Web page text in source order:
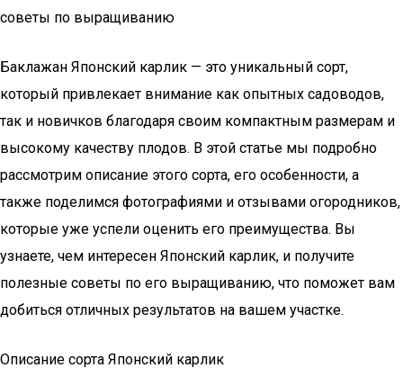
советы по выращиванию
Баклажан Японский карлик — это уникальный сорт,
который привлекает внимание как опытных садоводов,
так и новичков благодаря своим компактным размерам и
высокому качеству плодов. В этой статье мы подробно
рассмотрим описание этого сорта, его особенности, а
также поделимся фотографиями и отзывами огородников,
которые уже успели оценить его преимущества. Вы
узнаете, чем интересен Японский карлик, и получите
полезные советы по его выращиванию, что поможет вам
добиться отличных результатов на вашем участке.
Описание сорта Японский карлик